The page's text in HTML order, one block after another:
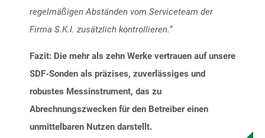
regelmäßigen Abständen vom Serviceteam der
Firma S.K.I. zusätzlich kontrollieren.“
Fazit: Die mehr als zehn Werke vertrauen auf unsere
SDF-Sonden als präzises, zuverlässiges und
robustes Messinstrument, das zu
Abrechnungszwecken für den Betreiber einen
unmittelbaren Nutzen darstellt.